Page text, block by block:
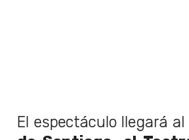
El espectáculo llegará al